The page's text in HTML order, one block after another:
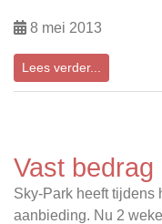
8 mei 2013
Lees verder...
Vast
Sky-Park heeft tijdens
aanbieding. Nu 2